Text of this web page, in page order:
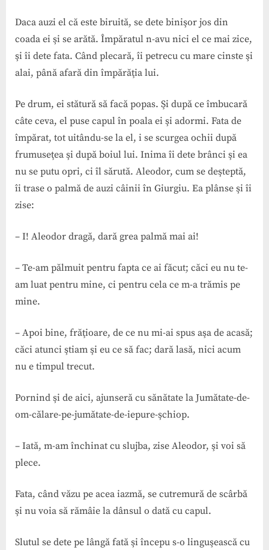
Daca auzi el că este biruită, se dete binişor jos din
coada ei şi se arătă. Împăratul n-avu nici el ce mai zice,
şi îi dete fata. Când plecară, îi petrecu cu mare cinste şi
alai, până afară din împărăţia lui.
Pe drum, ei stătură să facă popas. Şi după ce îmbucară
câte ceva, el puse capul în poala ei şi adormi. Fata de
împărat, tot uitându-se la el, i se scurgea ochii după
frumuseţea şi după boiul lui. Inima îi dete brânci şi ea
nu se putu opri, ci îl sărută. Aleodor, cum se deşteptă,
îi trase o palmă de auzi câinii în Giurgiu. Ea plânse şi îi
zise:
– I! Aleodor dragă, dară grea palmă mai ai!
– Te-am pălmuit pentru fapta ce ai făcut; căci eu nu te-
am luat pentru mine, ci pentru cela ce m-a trămis pe
mine.
– Apoi bine, frăţioare, de ce nu mi-ai spus aşa de acasă;
căci atunci ştiam şi eu ce să fac; dară lasă, nici acum
nu e timpul trecut.
Pornind şi de aici, ajunseră cu sănătate la Jumătate-de-
om-călare-pe-jumătate-de-iepure-şchiop.
– Iată, m-am închinat cu slujba, zise Aleodor, şi voi să
plece.
Fata, când văzu pe acea iazmă, se cutremură de scârbă
şi nu voia să rămâie la dânsul o dată cu capul.
Slutul se dete pe lângă fată şi începu s-o linguşească cu